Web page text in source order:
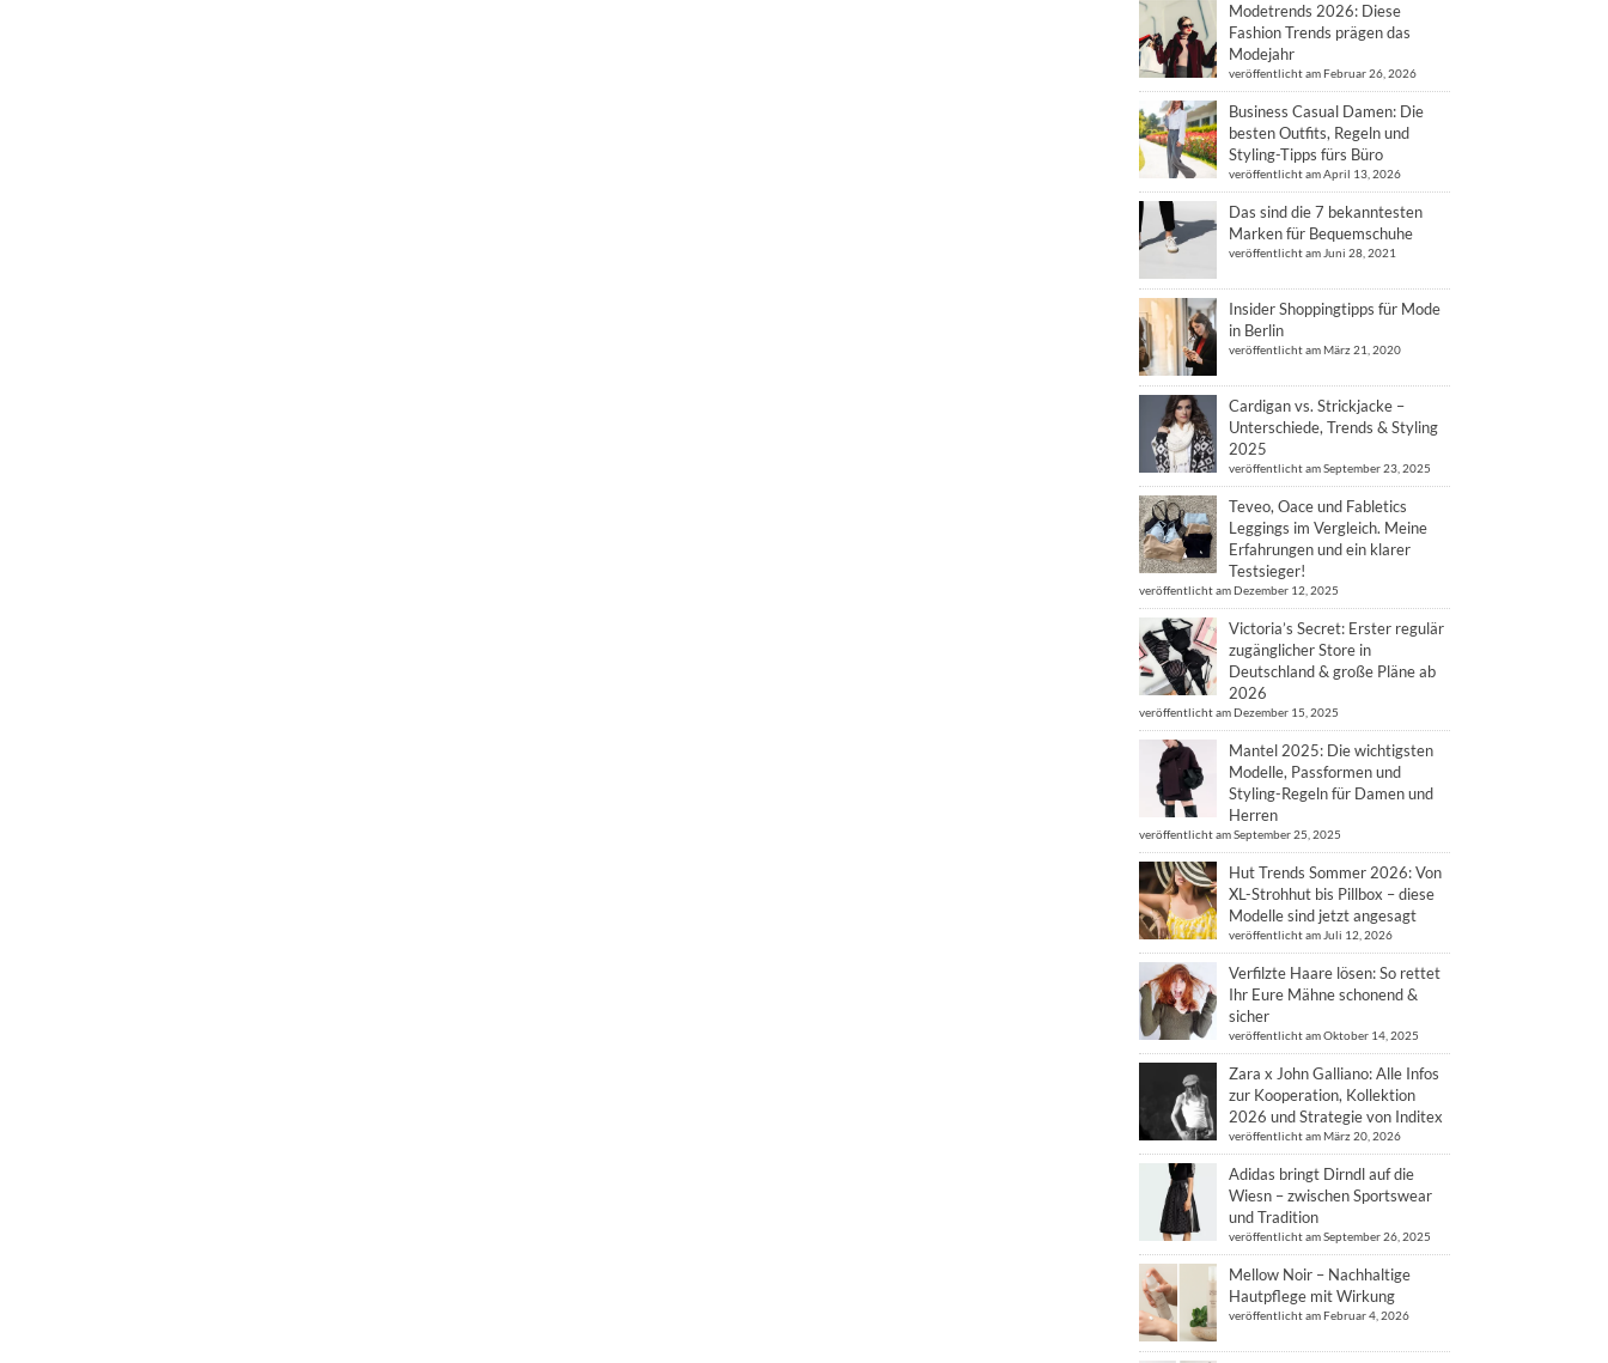
Modetrends 2026: Diese
Fashion Trends prägen das
Modejahr
veröffentlicht am Februar 26, 2026
Business Casual Damen: Die
besten Outfits, Regeln und
Styling-Tipps fürs Büro
veröffentlicht am April 13, 2026
Das sind die 7 bekanntesten
Marken für Bequemschuhe
veröffentlicht am Juni 28, 2021
Insider Shoppingtipps für Mode
in Berlin
veröffentlicht am März 21, 2020
Cardigan vs. Strickjacke –
Unterschiede, Trends & Styling
2025
veröffentlicht am September 23, 2025
Teveo, Oace und Fabletics
Leggings im Vergleich. Meine
Erfahrungen und ein klarer
Testsieger!
veröffentlicht am Dezember 12, 2025
Victoria’s Secret: Erster regulär
zugänglicher Store in
Deutschland & große Pläne ab
2026
veröffentlicht am Dezember 15, 2025
Mantel 2025: Die wichtigsten
Modelle, Passformen und
Styling-Regeln für Damen und
Herren
veröffentlicht am September 25, 2025
Hut Trends Sommer 2026: Von
XL-Strohhut bis Pillbox – diese
Modelle sind jetzt angesagt
veröffentlicht am Juli 12, 2026
Verfilzte Haare lösen: So rettet
Ihr Eure Mähne schonend &
sicher
veröffentlicht am Oktober 14, 2025
Zara x John Galliano: Alle Infos
zur Kooperation, Kollektion
2026 und Strategie von Inditex
veröffentlicht am März 20, 2026
Adidas bringt Dirndl auf die
Wiesn – zwischen Sportswear
und Tradition
veröffentlicht am September 26, 2025
Mellow Noir – Nachhaltige
Hautpflege mit Wirkung
veröffentlicht am Februar 4, 2026